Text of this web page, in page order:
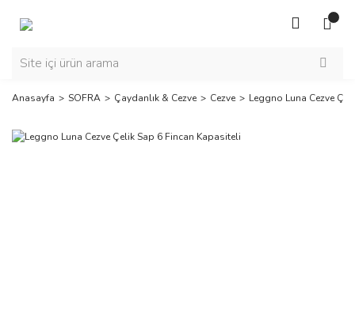
Anasayfa SOFRA Çaydanlık & Cezve Cezve Leggno Luna Cezve